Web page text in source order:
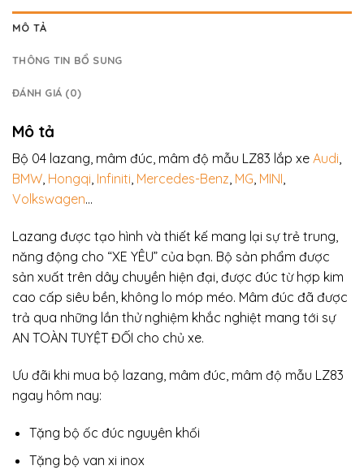
MÔ TẢ
THÔNG TIN BỔ SUNG
ĐÁNH GIÁ (0)
Mô tả
Bộ 04 lazang, mâm đúc, mâm độ mẫu LZ83 lắp xe Audi,
BMW, Hongqi, Infiniti, Mercedes-Benz, MG, MINI,
Volkswagen…
Lazang được tạo hình và thiết kế mang lại sự trẻ trung,
năng động cho “XE YÊU” của bạn. Bộ sản phẩm được
sản xuất trên dây chuyền hiện đại, được đúc từ hợp kim
cao cấp siêu bền, không lo móp méo. Mâm đúc đã được
trả qua những lần thử nghiệm khắc nghiệt mang tới sự
AN TOÀN TUYỆT ĐỐI cho chủ xe.
Ưu đãi khi mua bộ lazang, mâm đúc, mâm độ mẫu LZ83
ngay hôm nay:
Tặng bộ ốc đúc nguyên khối
Tặng bộ van xi inox